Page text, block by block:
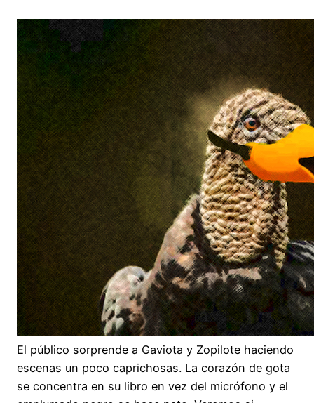
El público sorprende a Gaviota y Zopilote haciendo
escenas un poco caprichosas. La corazón de gota
se concentra en su libro en vez del micrófono y el